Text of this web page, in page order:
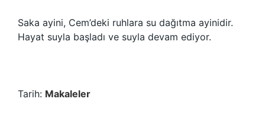
Saka ayini, Cem’deki ruhlara su dağıtma ayinidir.
Hayat suyla başladı ve suyla devam ediyor.
Tarih: Makaleler